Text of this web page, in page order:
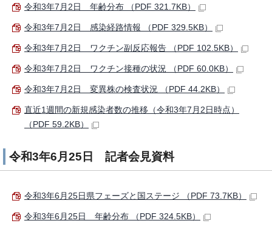
令和3年7月2日 年齢分布 （PDF 321.7KB）
令和3年7月2日 感染経路情報 （PDF 329.5KB）
令和3年7月2日 ワクチン副反応報告 （PDF 102.5KB）
令和3年7月2日 ワクチン接種の状況 （PDF 60.0KB）
令和3年7月2日 変異株の検査状況 （PDF 44.2KB）
直近1週間の新規感染者数の推移（令和3年7月2日時点）
（PDF 59.2KB）
令和3年6月25日 記者会見資料
令和3年6月25日県フェーズと国ステージ （PDF 73.7KB）
令和3年6月25日 年齢分布 （PDF 324.5KB）